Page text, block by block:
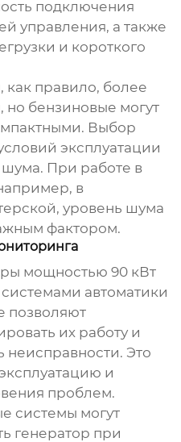
подключения
управления, а также
и короткого
правило, более
бензиновые могут
Выбор
эксплуатации
При работе в
в
уровень шума
фактором.
мощностью 90 кВт
автоматики
позволяют
их работу и
неисправности. Это
и
проблем.
системы могут
генератор при